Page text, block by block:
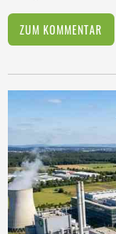
ZUM KOMMENTAR